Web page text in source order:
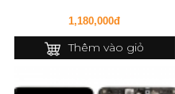
1,180,000đ
Thêm vào giỏ